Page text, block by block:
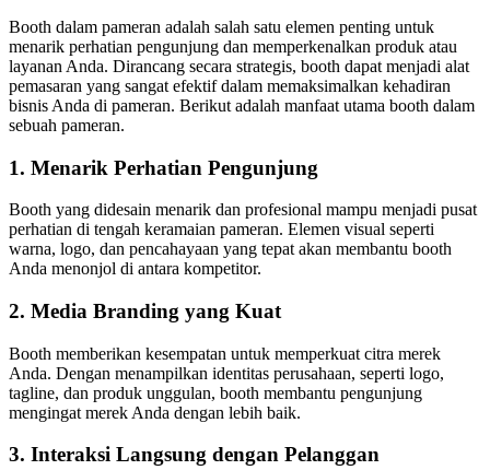
Booth dalam pameran adalah salah satu elemen penting untuk
menarik perhatian pengunjung dan memperkenalkan produk atau
layanan Anda. Dirancang secara strategis, booth dapat menjadi alat
pemasaran yang sangat efektif dalam memaksimalkan kehadiran
bisnis Anda di pameran. Berikut adalah manfaat utama booth dalam
sebuah pameran.
1. Menarik Perhatian Pengunjung
Booth yang didesain menarik dan profesional mampu menjadi pusat
perhatian di tengah keramaian pameran. Elemen visual seperti
warna, logo, dan pencahayaan yang tepat akan membantu booth
Anda menonjol di antara kompetitor.
2. Media Branding yang Kuat
Booth memberikan kesempatan untuk memperkuat citra merek
Anda. Dengan menampilkan identitas perusahaan, seperti logo,
tagline, dan produk unggulan, booth membantu pengunjung
mengingat merek Anda dengan lebih baik.
3. Interaksi Langsung dengan Pelanggan